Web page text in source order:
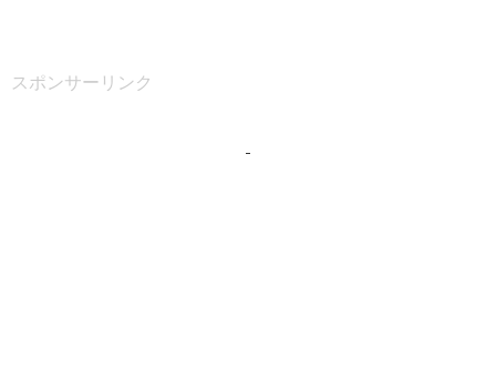
スポンサーリンク